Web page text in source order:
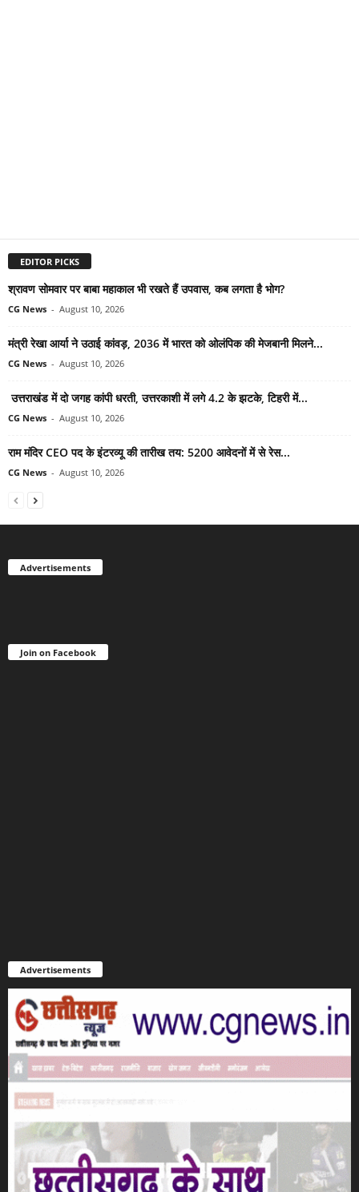
EDITOR PICKS
श्रावण सोमवार पर बाबा महाकाल भी रखते हैं उपवास, कब लगता है भोग?
CG News - August 10, 2026
मंत्री रेखा आर्या ने उठाई कांवड़, 2036 में भारत को ओलंपिक की मेजबानी मिलने...
CG News - August 10, 2026
उत्तराखंड में दो जगह कांपी धरती, उत्तरकाशी में लगे 4.2 के झटके, टिहरी में...
CG News - August 10, 2026
राम मंदिर CEO पद के इंटरव्यू की तारीख तय: 5200 आवेदनों में से रेस...
CG News - August 10, 2026
Advertisements
Join on Facebook
Advertisements